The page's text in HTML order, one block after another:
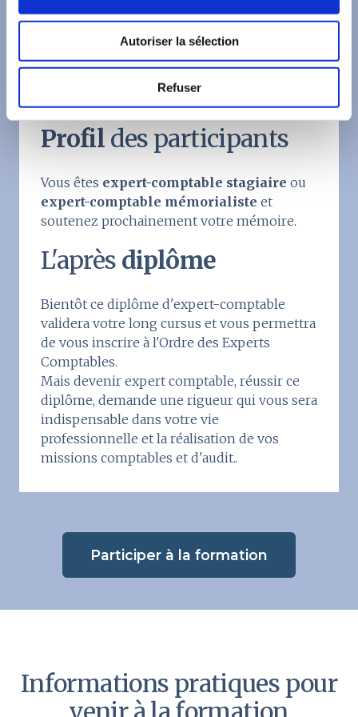
n
Autoriser la sélection
Refuser
● Répondre à vosquestions
Profil des participants
Vous êtes expert-comptable stagiaire ou
expert-comptable mémorialiste et
soutenez prochainement votre mémoire.
L'après diplôme
Bientôt ce diplôme d'expert-comptable
validera votre long cursus et vous permettra
de vous inscrire à l'Ordre des Experts
Comptables.
Mais devenir expert comptable, réussir ce
diplôme, demande une rigueur qui vous sera
indispensable dans votre vie
professionnelle et la réalisation de vos
missions comptables et d'audit..
Participer à la formation
Informations pratiques pour